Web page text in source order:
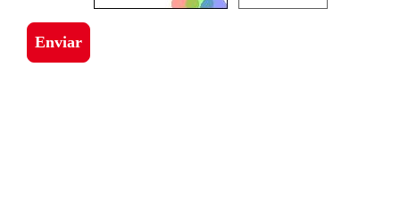
Enviar